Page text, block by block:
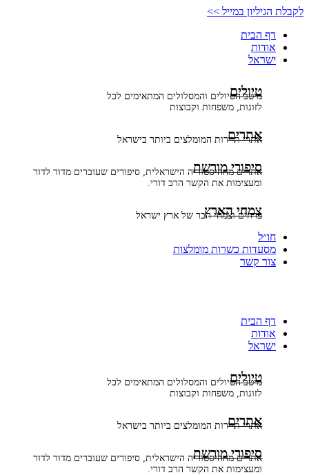
דלג
לקבלת הגיליון במייל >>
דף הבית
אודות
ישראל
טיולים
מיטב הטיולים והמסלולים המתאימים לכל
לזוגות, משפחות וקבוצות
אתרים
אתרי תיירות המומלצים ביותר בישראל
סיפורי מורשת
אתרים מההיסטוריה הישראלית, סיפורים שעוברים מדור לדור
ומעצימות את הקשר הרב דורי.
צמחי הארץ
פרחים וצמחי הבר של ארץ ישראל
חו״ל
מסעדות כשרות מומלצות
צור קשר
דף הבית
אודות
ישראל
טיולים
מיטב הטיולים והמסלולים המתאימים לכל
לזוגות, משפחות וקבוצות
אתרים
אתרי תיירות המומלצים ביותר בישראל
סיפורי מורשת
אתרים מההיסטוריה הישראלית, סיפורים שעוברים מדור לדור
ומעצימות את הקשר הרב דורי.